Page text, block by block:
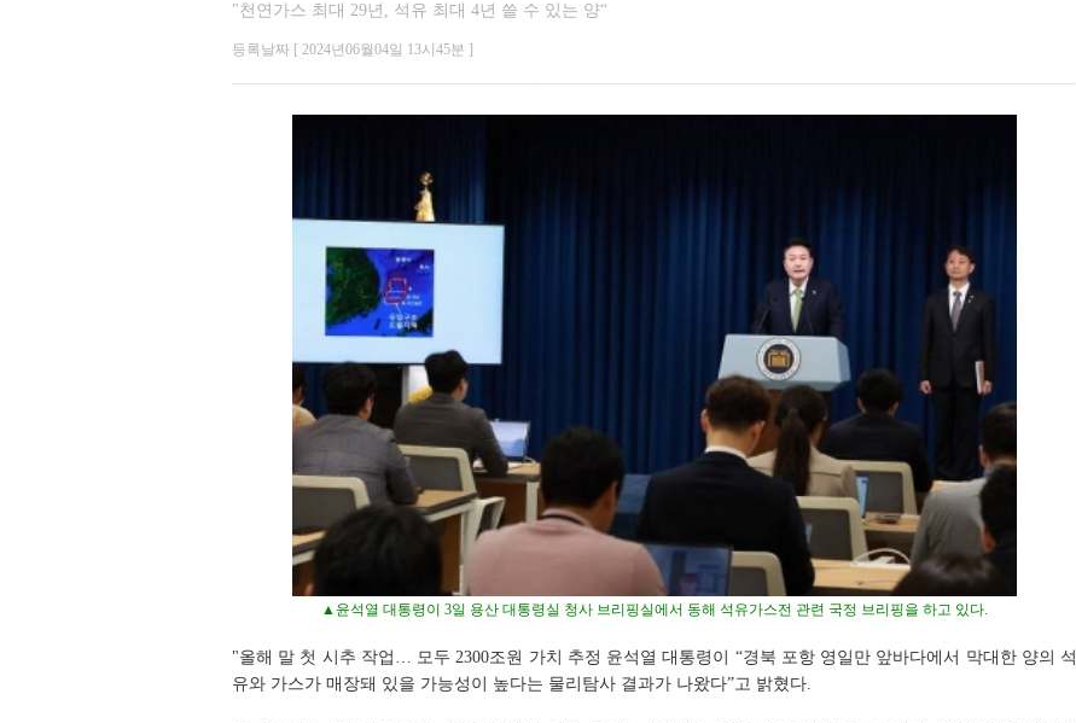
"천연가스 최대 29년, 석유 최대 4년 쓸 수 있는 양“
등록날짜 [ 2024년06월04일 13시45분 ]
▲윤석열 대통령이 3일 용산 대통령실 청사 브리핑실에서 동해 석유가스전 관련 국정 브리핑을 하고 있다.
"올해 말 첫 시추 작업… 모두 2300조원 가치 추정 윤석열 대통령이 “경북 포항 영일만 앞바다에서 막대한 양의 석
유와 가스가 매장돼 있을 가능성이 높다는 물리탐사 결과가 나왔다”고 밝혔다.